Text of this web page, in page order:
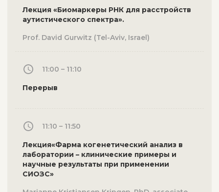
Лекция «Биомаркеры РНК для расстройств
аутистического спектра».
Prof. David Gurwitz (Tel-Aviv, Israel)
11:00 – 11:10
Перерыв
11:10 – 11:50
Лекция«Фарма когенетический анализ в
лаборатории – клинические примеры и
научные результаты при применении
СИОЗС»